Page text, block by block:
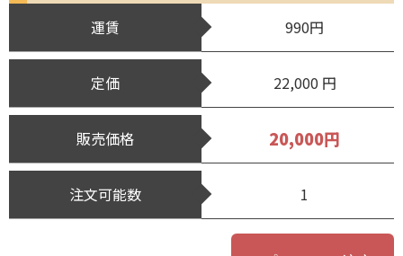
運賃 990円
定価 22,000 円
販売価格 20,000円
注文可能数 1